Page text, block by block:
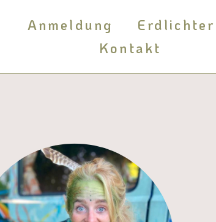
Anmeldung Erdlichter
Kontakt